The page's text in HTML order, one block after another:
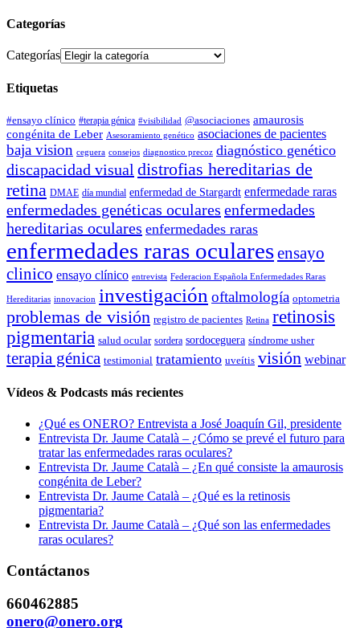
Categorías
Categorías
Etiquetas
#ensayo clínico #terapia génica #visibilidad @asociaciones amaurosis
congénita de Leber Asesoramiento genético asociaciones de pacientes
baja vision ceguera consejos diagnostico precoz diagnóstico genético
discapacidad visual distrofias hereditarias de
retina DMAE día mundial enfermedad de Stargardt enfermedade raras
enfermedades genéticas oculares enfermedades
hereditarias oculares enfermedades raras
enfermedades raras ocularesensayo
clinico ensayo clínico entrevista Federacion Española Enfermedades Raras
Hereditarias innovacion investigación oftalmología optometria
problemas de visión registro de pacientes Retina retinosis
pigmentaria salud ocular sordera sordoceguera síndrome usher
terapia génica testimonial tratamiento uveítis visión webinar
Vídeos & Podcasts más recientes
¿Qué es ONERO? Entrevista a José Joaquín Gil, presidente
Entrevista Dr. Jaume Català – ¿Cómo se prevé el futuro para
tratar las enfermedades raras oculares?
Entrevista Dr. Jaume Català – ¿En qué consiste la amaurosis
congénita de Leber?
Entrevista Dr. Jaume Català – ¿Qué es la retinosis
pigmentaria?
Entrevista Dr. Jaume Català – ¿Qué son las enfermedades
raras oculares?
Contáctanos
660462885
onero@onero.org